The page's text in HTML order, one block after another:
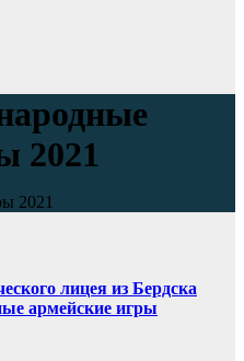
2021
2021
лицея из Бердска
армейские игры